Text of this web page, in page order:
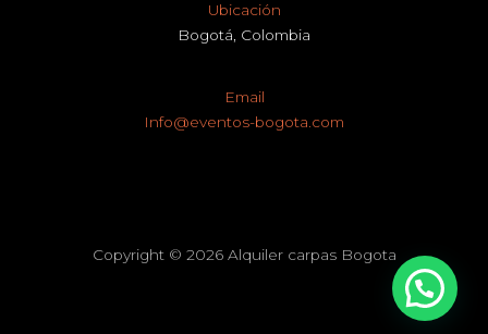
Ubicación
Bogotá, Colombia
Email
Info@eventos-bogota.com
Copyright © 2026 Alquiler carpas Bogota